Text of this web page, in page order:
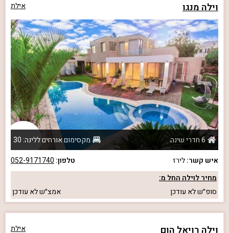
וילה מנגו אילת
6 חדרי שינה
מקסימום אורחים ללינה: 30
איש קשר:לירז טלפון: 052-9171740
מחיר לוילה החל מ:
סופ״שלא עודכן אמצ״שלא עודכן
אילת